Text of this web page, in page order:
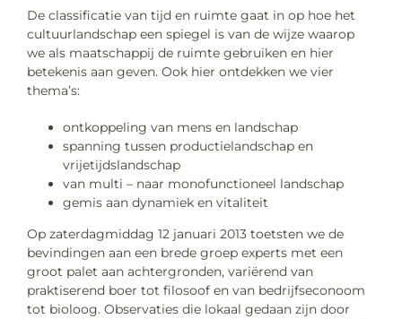
De classificatie van tijd en ruimte gaat in op hoe het
cultuurlandschap een spiegel is van de wijze waarop
we als maatschappij de ruimte gebruiken en hier
betekenis aan geven. Ook hier ontdekken we vier
thema’s:
ontkoppeling van mens en landschap
spanning tussen productielandschap en
vrijetijdslandschap
van multi – naar monofunctioneel landschap
gemis aan dynamiek en vitaliteit
Op zaterdagmiddag 12 januari 2013 toetsten we de
bevindingen aan een brede groep experts met een
groot palet aan achtergronden, variërend van
praktiserend boer tot filosoof en van bedrijfseconoom
tot bioloog. Observaties die lokaal gedaan zijn door